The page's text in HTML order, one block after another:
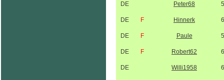
DE Peter68
DE F Hinnerk
DE F Paule
DE F Robert62
DE Willi1958